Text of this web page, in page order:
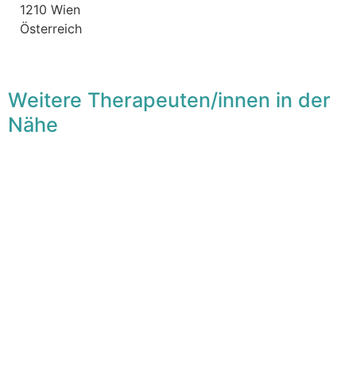
1210 Wien
Österreich
Weitere Therapeuten/innen in der
Nähe